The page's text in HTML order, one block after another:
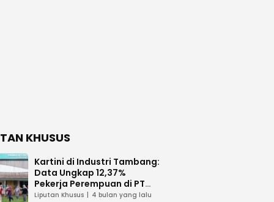
KHUSUS
Kartini di Industri Tambang:
Data Ungkap 12,37%
Pekerja Perempuan di PT
Vale Indonesia
Liputan Khusus 4 bulan yang lalu